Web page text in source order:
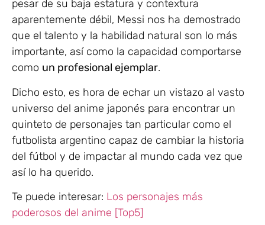
pesar de su baja estatura y contextura
aparentemente débil, Messi nos ha demostrado
que el talento y la habilidad natural son lo más
importante, así como la capacidad comportarse
como un profesional ejemplar.
Dicho esto, es hora de echar un vistazo al vasto
universo del anime japonés para encontrar un
quinteto de personajes tan particular como el
futbolista argentino capaz de cambiar la historia
del fútbol y de impactar al mundo cada vez que
así lo ha querido.
Te puede interesar: Los personajes más
poderosos del anime [Top5]